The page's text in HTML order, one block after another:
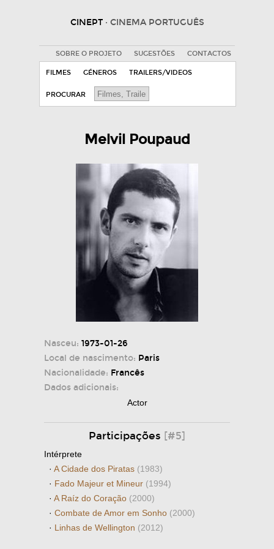
CINEPT · CINEMA PORTUGUÊS
SOBRE O PROJETO SUGESTÕES CONTACTOS
FILMES GÉNEROS TRAILERS/VIDEOS
PROCURAR
Melvil Poupaud
Nasceu: 1973-01-26
Local de nascimento: Paris
Nacionalidade: Francês
Dados adicionais:
Actor
Participações [#5]
Intérprete
· A Cidade dos Piratas (1983)
· Fado Majeur et Mineur (1994)
· A Raíz do Coração (2000)
· Combate de Amor em Sonho (2000)
· Linhas de Wellington (2012)